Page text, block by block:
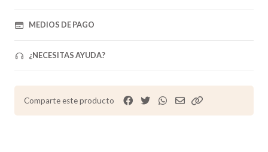
MEDIOS DE PAGO
¿NECESITAS AYUDA?
Comparte este producto